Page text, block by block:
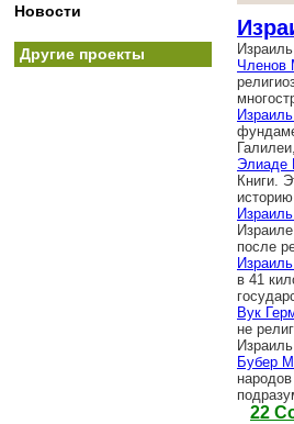
Новости
Другие проекты
Израиль
Членов
Элиаде
Книги.
после
в 41
Вук
не
Бубер
22